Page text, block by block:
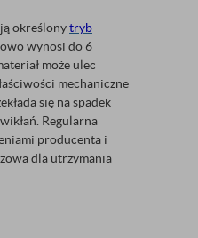
określonytryb
wynosi do 6
może ulec
mechaniczne
się na spadek
Regularna
producenta i
dla utrzymania